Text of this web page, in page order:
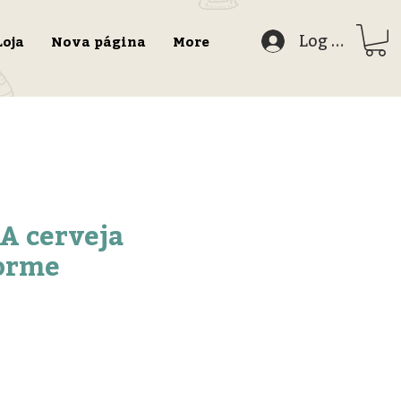
Nova página More Log In
cerveja